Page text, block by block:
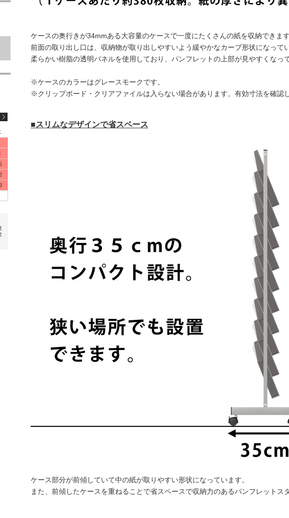
ケースの奥行きが34mmある大容量のケースで一度にたくさんの紙を収納できます
前面の取り出し口は、収納物が取り出しやすいよう緩やかなカーブ形状になってい
柔らかい樹脂の透明パネルを使用しており、パンフレットの上部が見やすくなっ
※ケースのカラーはグレースモークです。
※クリップボード・クリアファイルは入らない場合があります。有効寸法を確認
■スリムなデザインで省スペース
ケース部分が前傾していて中の紙が取りやすい形状になっています。
また、前傾したケースを重ねることで省スペースで収納力のあるパンフレットス